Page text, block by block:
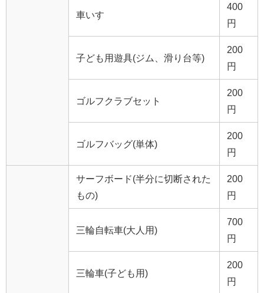
車いす
400
円
子ども用遊具(ジム、滑り台等)
200
円
ゴルフクラブセット
200
円
ゴルフバッグ(単体)
200
円
サーフボード(半分に切断された
もの)
200
円
三輪自転車(大人用)
700
円
三輪車(子ども用)
200
円